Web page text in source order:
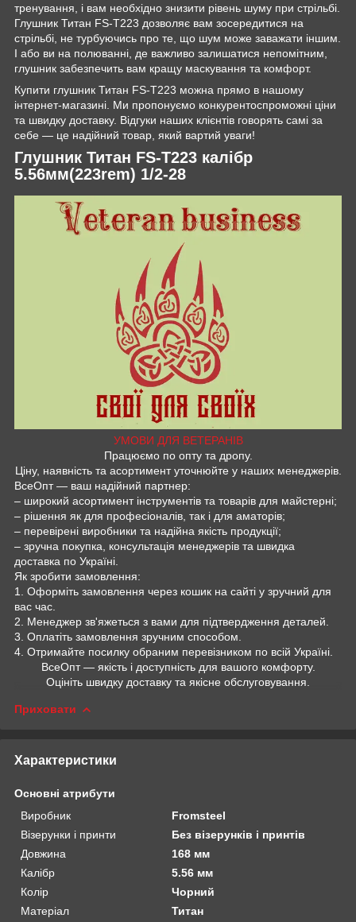
тренування, і вам необхідно знизити рівень шуму при стрільбі.
Глушник Титан FS-T223 дозволяє вам зосередитися на
стрільбі, не турбуючись про те, що шум може заважати іншим.
І або ви на полюванні, де важливо залишатися непомітним,
глушник забезпечить вам кращу маскування та комфорт.
Купити глушник Титан FS-T223 можна прямо в нашому
інтернет-магазині. Ми пропонуємо конкурентоспроможні ціни
та швидку доставку. Відгуки наших клієнтів говорять самі за
себе — це надійний товар, який вартий уваги!
Глушник Титан FS-T223 калібр
5.56мм(223rem) 1/2-28
УМОВИ ДЛЯ ВЕТЕРАНІВ
Працюємо по опту та дропу.
Ціну, наявність та асортимент уточнюйте у наших менеджерів.
ВсеОпт — ваш надійний партнер:
– широкий асортимент інструментів та товарів для майстерні;
– рішення як для професіоналів, так і для аматорів;
– перевірені виробники та надійна якість продукції;
– зручна покупка, консультація менеджерів та швидка
доставка по Україні.
Як зробити замовлення:
1. Оформіть замовлення через кошик на сайті у зручний для
вас час.
2. Менеджер зв'яжеться з вами для підтвердження деталей.
3. Оплатіть замовлення зручним способом.
4. Отримайте посилку обраним перевізником по всій Україні.
ВсеОпт — якість і доступність для вашого комфорту.
Оцініть швидку доставку та якісне обслуговування.
Приховати
Характеристики
Основні атрибути
Виробник
Fromsteel
Візерунки і принти
Без візерунків і принтів
Довжина
168 мм
Калібр
5.56 мм
Колір
Чорний
Матеріал
Титан